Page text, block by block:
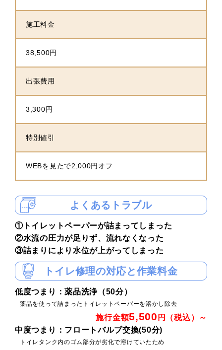
施工料金
38,500円
出張費用
3,300円
特別値引
WEBを見たで2,000円オフ
よくあるトラブル
①トイレットペーパーが詰まってしまった
②水流の圧力が足りず、流れなくなった
③詰まりにより水位が上がってしまった
トイレ修理の対応と作業料金
低度つまり：薬品洗浄（50分）
薬品を使って詰まったトイレットペーパーを溶かし除去
施行金額5,500 円（税込）～
中度つまり：フロートバルブ交換(50分)
トイレタンク内のゴム部分が劣化で溶けていたため